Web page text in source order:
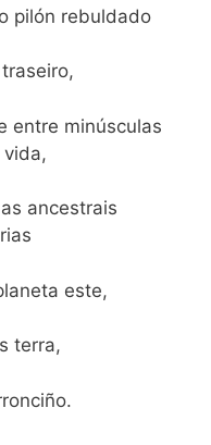
pilón rebuldado
entre minúsculas
ancestrais
este,
terra,